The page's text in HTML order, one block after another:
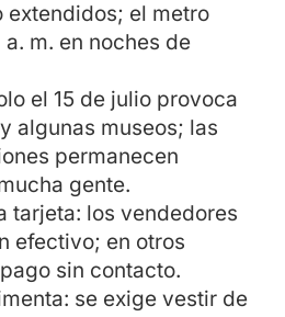
extendidos; el metro
m. en noches de
el 15 de julio provoca
algunas museos; las
permanecen
gente.
tarjeta: los vendedores
efectivo; en otros
sin contacto.
se exige vestir de